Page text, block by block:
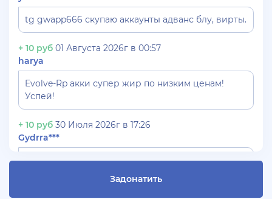
tg gwapp666 скупаю аккаунты адванс блу, вирты.
+ 10 руб 01 Августа 2026г в 00:57
harya
Evolve-Rp акки супер жир по низким ценам!
Успей!
+ 10 руб 30 Июля 2026г в 17:26
Gydrra***
СКУПАЮ АККАУНТЫ БЛЕК РАША ТГ -
Задонатить